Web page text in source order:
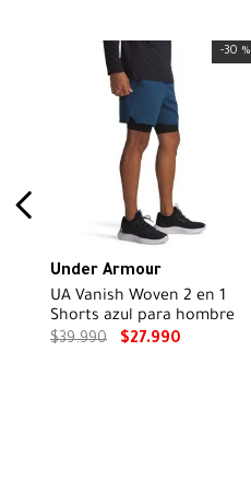
-30 %
Under Armour
UA Vanish Woven 2 en 1
Shorts azul para hombre
$39.990 $27.990